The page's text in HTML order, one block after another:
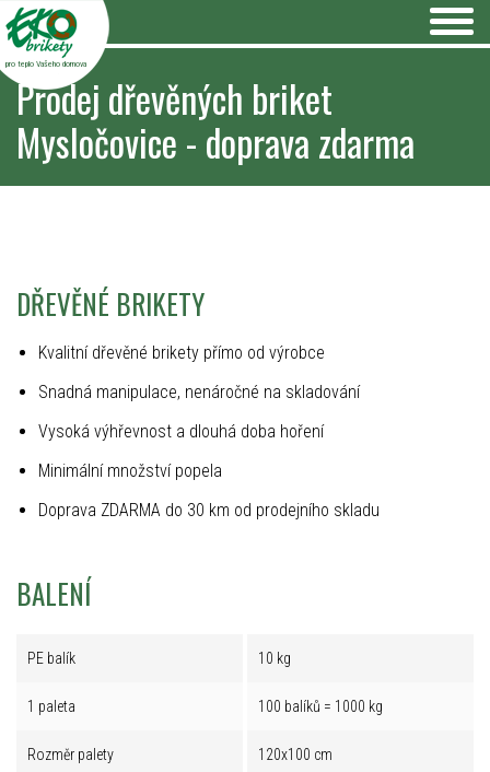
pro teplo Vašeho domova
Prodej dřevěných briket
Mysločovice - doprava zdarma
DŘEVĚNÉ BRIKETY
Kvalitní dřevěné brikety přímo od výrobce
Snadná manipulace, nenáročné na skladování
Vysoká výhřevnost a dlouhá doba hoření
Minimální množství popela
Doprava ZDARMA do 30 km od prodejního skladu
BALENÍ
PE balík 10 kg
1 paleta 100 balíků = 1000 kg
Rozměr palety 120x100 cm